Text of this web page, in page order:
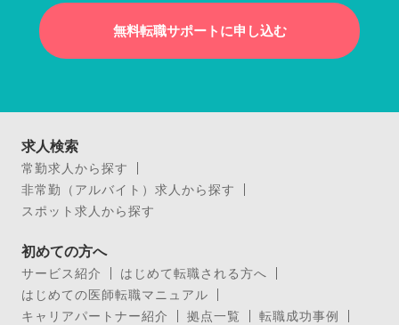
無料転職サポートに申し込む
求人検索
常勤求人から探す
非常勤（アルバイト）求人から探す
スポット求人から探す
初めての方へ
サービス紹介
はじめて転職される方へ
はじめての医師転職マニュアル
キャリアパートナー紹介
拠点一覧
転職成功事例